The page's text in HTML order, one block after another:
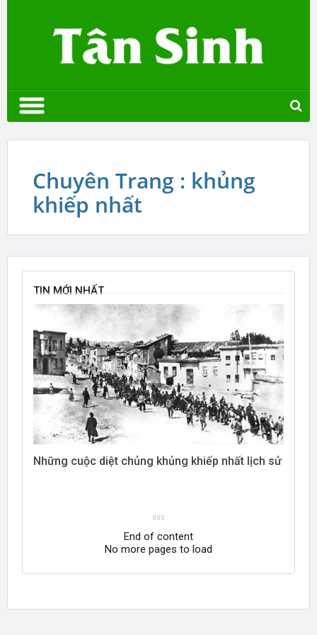
Chuyên Trang : khủng
khiếp nhất
TIN MỚI NHẤT
Những cuộc diệt chủng khủng khiếp nhất lịch sử
End of content
No more pages to load